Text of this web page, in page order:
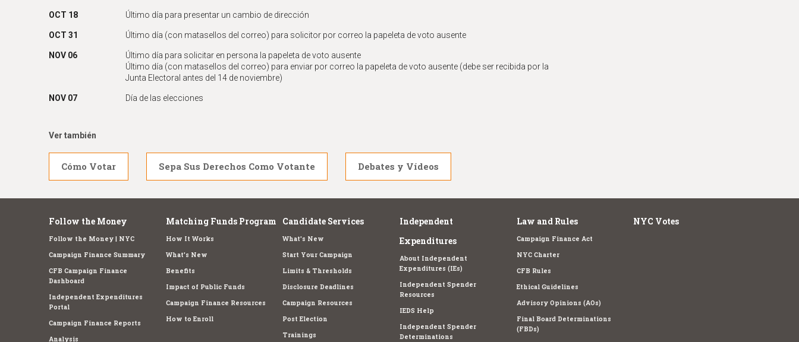
OCT 18 Último día para presentar un cambio de dirección
OCT 31 Último día (con matasellos del correo) para solicitor por correo la papeleta de voto ausente
NOV 06
Último día para solicitar en persona la papeleta de voto ausente
Último día (con matasellos del correo) para enviar por correo la papeleta de voto ausente (debe ser recibida por la
Junta Electoral antes del 14 de noviembre)
NOV 07 Día de las elecciones
Ver también
Cómo Votar Sepa Sus Derechos Como Votante Debates y Vídeos
Follow the Money
Follow the Money | NYC
Campaign Finance Summary
CFB Campaign Finance
Dashboard
Independent Expenditures
Portal
Campaign Finance Reports
Analysis
Matching Funds Program
How It Works
What's New
Benefits
Impact of Public Funds
Campaign Finance Resources
How to Enroll
Candidate Services
What's New
Start Your Campaign
Limits & Thresholds
Disclosure Deadlines
Campaign Resources
Post Election
Trainings
Independent
Expenditures
About Independent
Expenditures (IEs)
Independent Spender
Resources
IEDS Help
Independent Spender
Determinations
Law and Rules
Campaign Finance Act
NYC Charter
CFB Rules
Ethical Guidelines
Advisory Opinions (AOs)
Final Board Determinations
(FBDs)
NYC Votes